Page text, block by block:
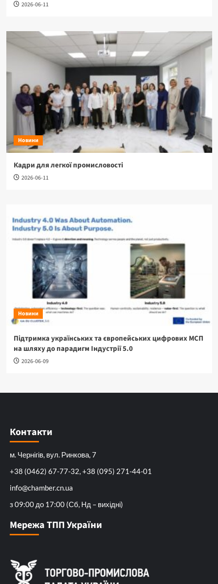
2026-06-11
Новини
Кадри для легкої промисловості
2026-06-11
Новини
Підтримка українських та європейських цифрових МСП
на шляху до парадигм Індустрії 5.0
2026-06-09
Контакти
м. Чернігів, вул. Ринкова, 7
+38 (0462) 67-77-32, +38 (095) 271-44-01
info@chamber.cn.ua
з 09:00 до 17:00 (Сб, Нд – вихідні)
Мережа ТПП України